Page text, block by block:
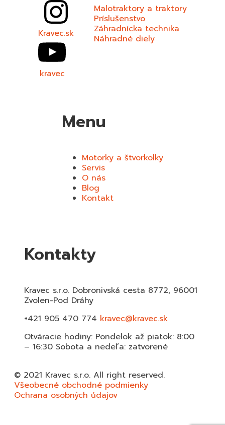
Kravec.sk
kravec
Malotraktory a traktory
Príslušenstvo
Záhradnícka technika
Náhradné diely
Menu
Motorky a štvorkolky
Servis
O nás
Blog
Kontakt
Kontakty
Kravec s.r.o. Dobronivská cesta 8772, 96001
Zvolen-Pod Dráhy
+421 905 470 774 kravec@kravec.sk
Otváracie hodiny: Pondelok až piatok: 8:00
– 16:30 Sobota a nedeľa: zatvorené
© 2021 Kravec s.r.o. All right reserved.
Všeobecné obchodné podmienky
Ochrana osobných údajov